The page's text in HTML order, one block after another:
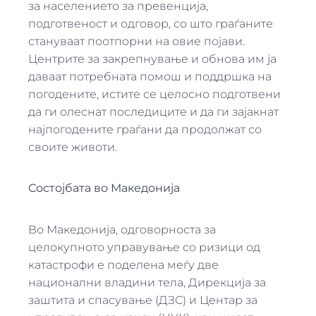
за населението за превенција,
подготвеност и одговор, со што граѓаните
стануваат поотпорни на овие појави.
Центрите за закрепнување и обнова им ја
даваат потребната помош и поддршка на
погодените, истите се целосно подготвени
да ги олеснат последиците и да ги зајакнат
најпогодените граѓани да продолжат со
своите животи.
Состојбата во Македонија
Во Македонија, одговорноста за
целокупното управување со ризици од
катастрофи е поделена меѓу две
национални владини тела, Дирекција за
заштита и спасување (ДЗС) и Центар за